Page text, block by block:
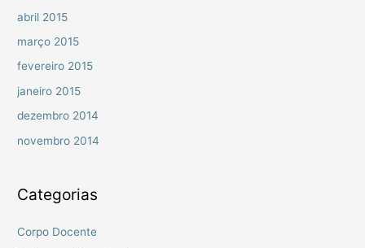
abril 2015
março 2015
fevereiro 2015
janeiro 2015
dezembro 2014
novembro 2014
Categorias
Corpo Docente